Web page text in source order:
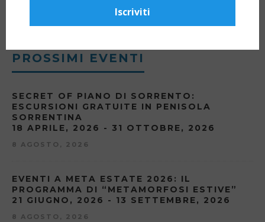
PROSSIMI EVENTI
SECRET OF PIANO DI SORRENTO:
ESCURSIONI GRATUITE IN PENISOLA
SORRENTINA
18 APRILE, 2026 - 31 OTTOBRE, 2026
8 AGOSTO, 2026
EVENTI A META ESTATE 2026: IL
PROGRAMMA DI “METAMORFOSI ESTIVE”
21 GIUGNO, 2026 - 13 SETTEMBRE, 2026
8 AGOSTO, 2026
Iscriviti